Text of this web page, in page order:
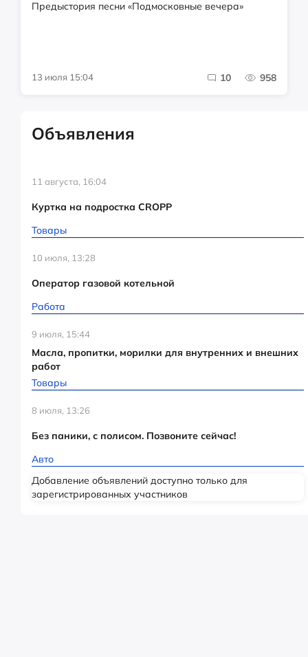
Предыстория песни «Подмосковные вечера»
13 июля 15:04 10 958
Объявления
11 августа, 16:04
Куртка на подростка CROPP
Товары
10 июля, 13:28
Оператор газовой котельной
Работа
9 июля, 15:44
Масла, пропитки, морилки для внутренних и внешних
работ
Товары
8 июля, 13:26
Без паники, с полисом. Позвоните сейчас!
Авто
Добавление объявлений доступно только для
зарегистрированных участников